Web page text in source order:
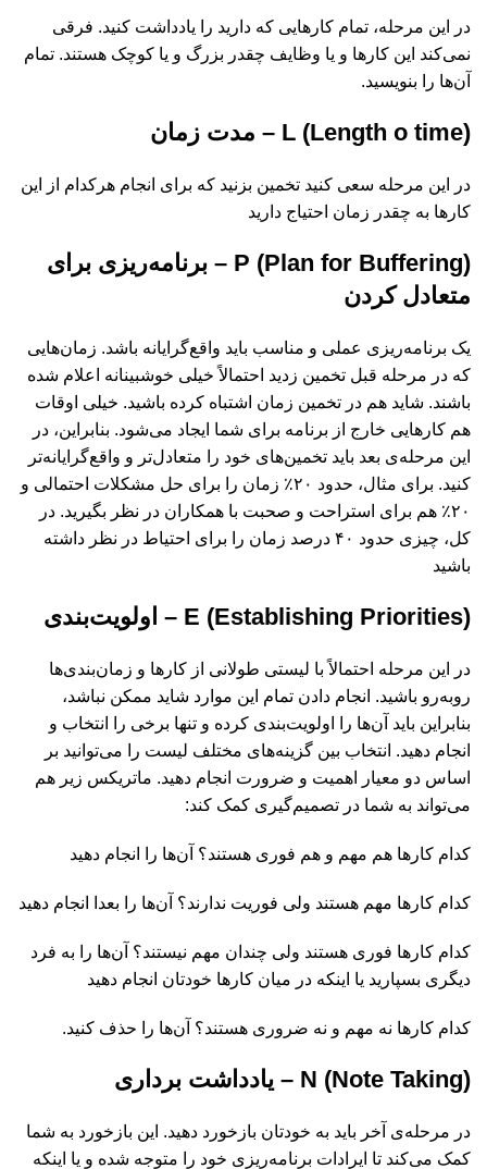
در این مرحله، تمام کارهایی که دارید را یادداشت کنید. فرقی
نمی‌کند این کارها و یا وظایف چقدر بزرگ و یا کوچک هستند. تمام
آن‌ها را بنویسید.
L (Length o time) – مدت زمان
در این مرحله سعی کنید تخمین بزنید که برای انجام هرکدام از این
کارها به چقدر زمان احتیاج دارید
P (Plan for Buffering) – برنامه‌ریزی برای
متعادل کردن
یک برنامه‌ریزی عملی و مناسب باید واقع‌گرایانه باشد. زمان‌هایی
که در مرحله قبل تخمین زدید احتمالاً خیلی خو‌شبینانه اعلام شده
باشند. شاید هم در تخمین زمان اشتباه کرده باشید. خیلی اوقات
هم کارهایی خارج از برنامه برای شما ایجاد می‌شود. بنابراین، در
این مرحله‌ی بعد باید تخمین‌های خود را متعاد‌ل‌تر و واقع‌گرایانه‌تر
کنید. برای مثال،‌ حدود ۲۰٪ زمان را برای حل مشکلات احتمالی و
۲۰٪ هم برای استراحت و صحبت با همکاران در نظر بگیرید. در
کل،‌ چیزی حدود ۴۰ درصد زمان را برای احتیاط در نظر داشته
باشید
E (Establishing Priorities) – اولویت‌بندی
در این مرحله احتمالاً‌ با لیستی طولانی از کارها و زمان‌بندی‌ها
رو‌به‌رو باشید. انجام دادن تمام این موارد شاید ممکن نباشد،
بنابراین باید آن‌ها را اولویت‌بندی کرده و تنها برخی را انتخاب و
انجام دهید. انتخاب بین گزینه‌های مختلف لیست را می‌توانید بر
اساس دو معیار اهمیت و ضرورت انجام دهید. ماتریکس زیر هم
می‌تواند به شما در تصمیم‌گیری کمک کند:
کدام کارها هم مهم و هم فوری هستند؟ آن‌ها را انجام دهید
کدام‌ کارها مهم هستند ولی فوریت ندارند؟ آن‌ها را بعدا انجام دهید
کدام کارها فوری هستند ولی چندان مهم نیستند؟ آن‌ها را به فرد
دیگری بسپارید یا اینکه در میان کارها خودتان انجام دهید
کدام کارها نه مهم و نه ضروری هستند؟ آن‌ها را حذف کنید.
N (Note Taking) – یادداشت برداری
در مرحله‌ی آخر باید به خودتان بازخورد دهید. این بازخورد به شما
کمک می‌کند تا ایرادات برنامه‌ریزی خود را متوجه شده و یا اینکه